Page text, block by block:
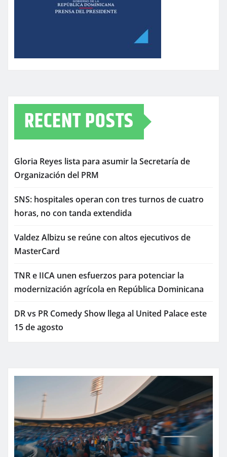
RECENT POSTS
Gloria Reyes lista para asumir la Secretaría de
Organización del PRM
SNS: hospitales operan con tres turnos de cuatro
horas, no con tanda extendida
Valdez Albizu se reúne con altos ejecutivos de
MasterCard
TNR e IICA unen esfuerzos para potenciar la
modernización agrícola en República Dominicana
DR vs PR Comedy Show llega al United Palace este
15 de agosto